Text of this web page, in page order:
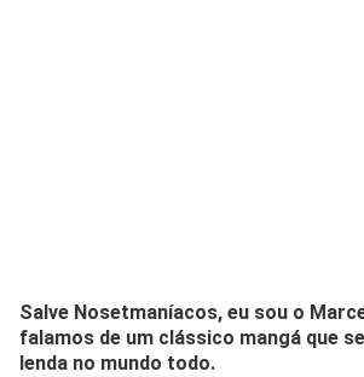
Salve Nosetmaníacos, eu sou o
falamos de um clássico mangá que
lenda no mundo todo.